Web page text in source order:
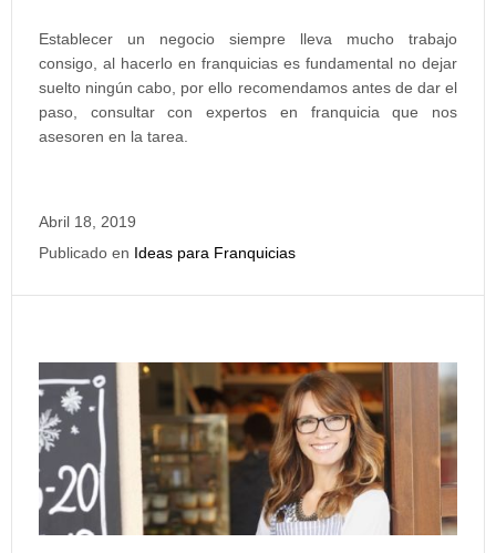
Establecer un negocio siempre lleva mucho trabajo
consigo, al hacerlo en franquicias es fundamental no dejar
suelto ningún cabo, por ello recomendamos antes de dar el
paso, consultar con expertos en franquicia que nos
asesoren en la tarea.
Abril 18, 2019
Publicado en Ideas para Franquicias